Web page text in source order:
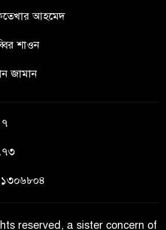
চালাচ্ছেন তারেক: কাদের সিদ্দিকী
জুলাই জাদুঘরে টিকিট জালিয়াতি!
আহমেদ
শাওন
জামান
reserved, a sister concern of